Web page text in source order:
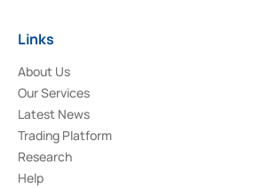
Links
About Us
Our Services
Latest News
Trading Platform
Research
Help